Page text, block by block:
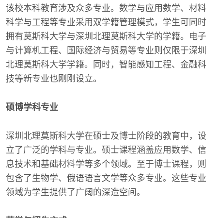
该校本科教育涉及众多专业。数学与应用数学、材料
科学与工程等专业采用双学籍管理模式，学生可同时
拥有莫斯科大学与深圳北理莫斯科大学的学籍。电子
与计算机工程、国际经济与贸易等专业则仅限于深圳
北理莫斯科大学学籍。同时，智能感知工程、金融科
技等新专业也刚刚设立。
硕博学科专业
深圳北理莫斯科大学在硕士及博士阶段的教育中，设
立了广泛的学科与专业。硕士课程涵盖应用数学、信
息技术和基础材料学等多个领域。至于博士课程，则
包含了生物学、俄语语言文学等众多专业。这些专业
领域为学生提供了广阔的深造空间。